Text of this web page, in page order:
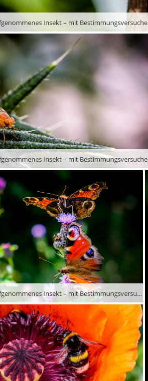
Insekt – mit
Ein im Garten aufgenommenes Insekt – mit Bestimmungsversuchen halte ich mich mangels Fachwissen lieber zurück …